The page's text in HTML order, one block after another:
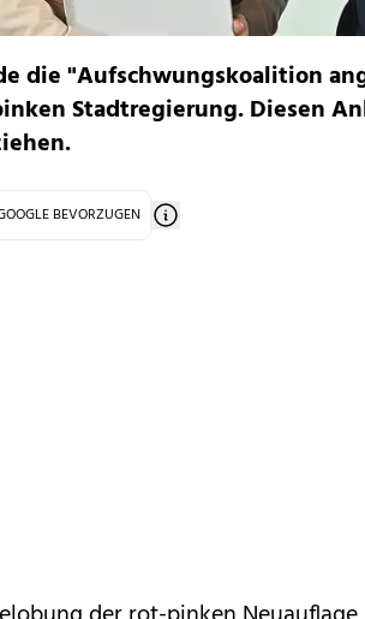
die "Aufschwungskoalition
Stadtregierung. Diesen
BEVORZUGEN